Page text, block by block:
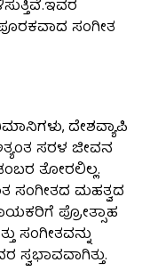
ಸಂಗೀತ
ದೇಶವ್ಯಾಪಿ
ಸರಳ ಜೀವನ
ತೋರಲಿಲ್ಲ.
ಸಂಗೀತದ ಮಹತ್ವದ
ಪ್ರೋತ್ಸಾಹ
ಸಂಗೀತವನ್ನು